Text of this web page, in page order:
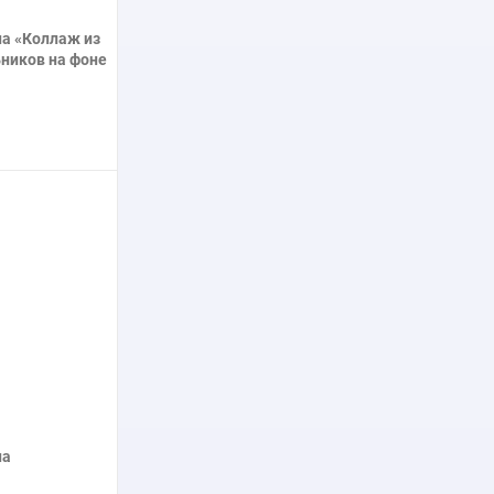
«Коллаж из
на фоне